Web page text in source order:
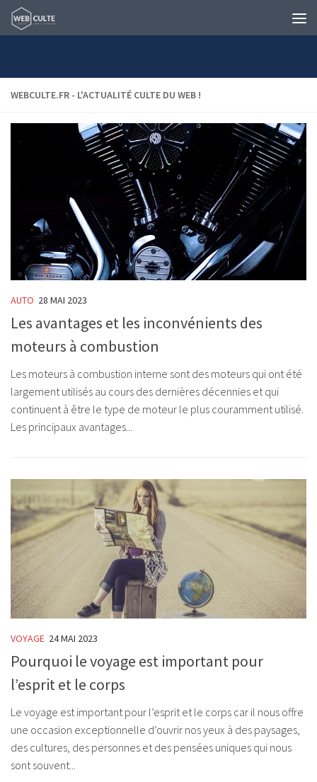
Skip to content
WEBCULTE.FR - L'ACTUALITÉ CULTE DU WEB !
AUTO 28 MAI 2023
Les avantages et les inconvénients des
moteurs à combustion
Les moteurs à combustion interne sont des moteurs qui ont été
largement utilisés au cours des dernières décennies et qui
continuent à être le type de moteur le plus couramment utilisé.
Les principaux avantages...
VOYAGE 24 MAI 2023
Pourquoi le voyage est important pour
l’esprit et le corps
Le voyage est important pour l’esprit et le corps car il nous offre
une occasion exceptionnelle d’ouvrir nos yeux à des paysages,
des cultures, des personnes et des pensées uniques qui nous
sont souvent...